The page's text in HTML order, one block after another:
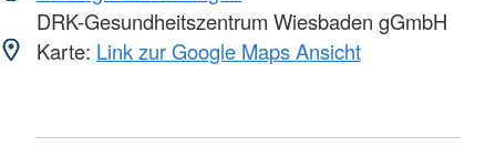
DRK-Gesundheitszentrum Wiesbaden gGmbH
Karte: Link zur Google Maps Ansicht